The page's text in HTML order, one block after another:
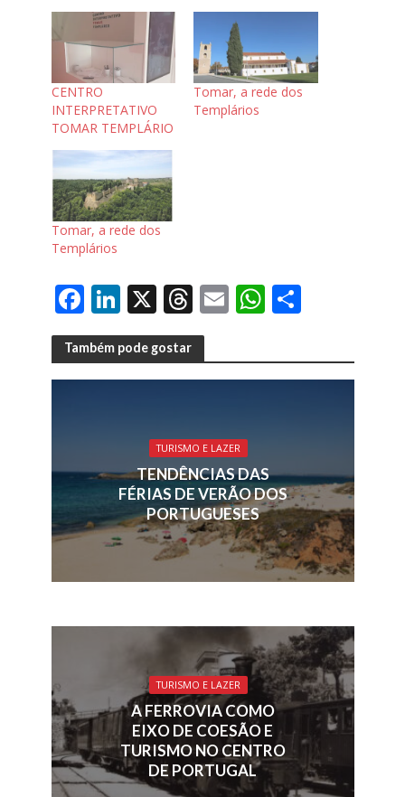
CENTRO
INTERPRETATIVO
TOMAR TEMPLÁRIO
Tomar, a rede dos
Templários
Tomar, a rede dos
Templários
F
ac
e
b
k
Li
n
k
e
X T
h
re
a
s
E
ai
l
W
at
s
p
S
ar
e
Também pode gostar
TURISMO E LAZER
TENDÊNCIAS DAS
FÉRIAS DE VERÃO DOS
PORTUGUESES
TURISMO E LAZER
A FERROVIA COMO
EIXO DE COESÃO E
TURISMO NO CENTRO
DE PORTUGAL